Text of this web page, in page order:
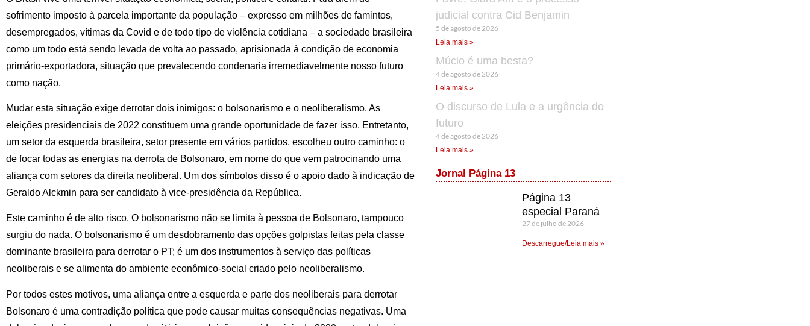
sofrimento imposto à parcela importante da população – expresso em milhões de famintos,
desempregados, vítimas da Covid e de todo tipo de violência cotidiana – a sociedade brasileira
como um todo está sendo levada de volta ao passado, aprisionada à condição de economia
primário-exportadora, situação que prevalecendo condenaria irremediavelmente nosso futuro
como nação.
Mudar esta situação exige derrotar dois inimigos: o bolsonarismo e o neoliberalismo. As
eleições presidenciais de 2022 constituem uma grande oportunidade de fazer isso. Entretanto,
um setor da esquerda brasileira, setor presente em vários partidos, escolheu outro caminho: o
de focar todas as energias na derrota de Bolsonaro, em nome do que vem patrocinando uma
aliança com setores da direita neoliberal. Um dos símbolos disso é o apoio dado à indicação de
Geraldo Alckmin para ser candidato à vice-presidência da República.
Este caminho é de alto risco. O bolsonarismo não se limita à pessoa de Bolsonaro, tampouco
surgiu do nada. O bolsonarismo é um desdobramento das opções golpistas feitas pela classe
dominante brasileira para derrotar o PT; é um dos instrumentos à serviço das políticas
neoliberais e se alimenta do ambiente econômico-social criado pelo neoliberalismo.
Por todos estes motivos, uma aliança entre a esquerda e parte dos neoliberais para derrotar
Bolsonaro é uma contradição política que pode causar muitas consequências negativas. Uma
judicial contra Cid Benjamin
5 de agosto de 2026
Leia mais »
Múcio é uma besta?
4 de agosto de 2026
Leia mais »
O discurso de Lula e a urgência do
futuro
4 de agosto de 2026
Leia mais »
Jornal Página 13
Página 13
especial Paraná
27 de julho de 2026
Descarregue/Leia mais »